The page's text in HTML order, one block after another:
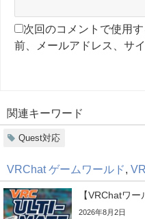
次回のコメントで使用
前、メールアドレス、サ
関連キーワード
Quest対応
VRChat ゲームワールド
【VRChatワ
2026年8月2日